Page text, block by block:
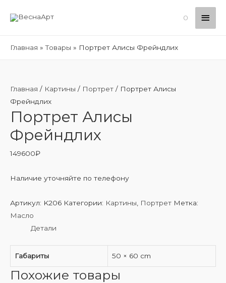
0
Главная Товары Портрет Алисы Фрейндлих
Главная / Картины / Портрет / Портрет Алисы
Фрейндлих
Портрет Алисы
Фрейндлих
149600₽
Наличие уточняйте по телефону
Артикул: K206 Категории: Картины Портрет Метка:
Масло
Детали
Габариты 50 × 60 cm
Похожие товары